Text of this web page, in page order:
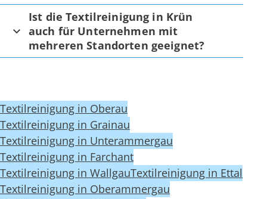
Ist die Textilreinigung in Krün
auch für Unternehmen mit
mehreren Standorten geeignet?
Textilreinigung in Oberau
Textilreinigung in Grainau
Textilreinigung in Unterammergau
Textilreinigung in Farchant
Textilreinigung in WallgauTextilreinigung in Ettal
Textilreinigung in Oberammergau